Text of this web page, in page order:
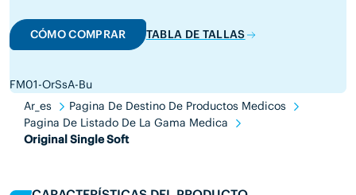
CÓMO COMPRAR TABLA DE TALLAS
FM01-OrSsA-Bu
Ar_es
Pagina De Destino De Productos Medicos
Pagina De Listado De La Gama Medica
Original Single Soft